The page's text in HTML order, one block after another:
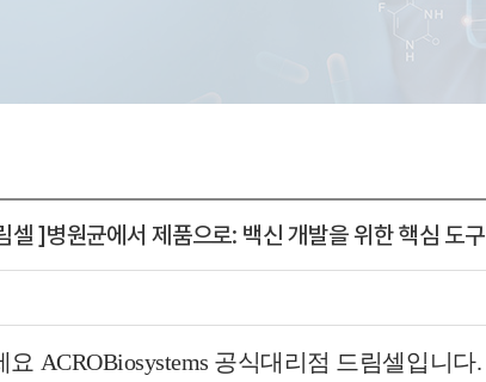
]병원균에서 제품으로: 백신 개발을 위한 핵심 도구
요 ACROBiosystems 공식대리점 드림셀입니다.